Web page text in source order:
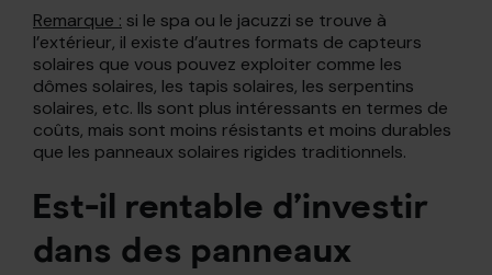
Remarque : si le spa ou le jacuzzi se trouve à
l’extérieur, il existe d’autres formats de capteurs
solaires que vous pouvez exploiter comme les
dômes solaires, les tapis solaires, les serpentins
solaires, etc. Ils sont plus intéressants en termes de
coûts, mais sont moins résistants et moins durables
que les panneaux solaires rigides traditionnels.
Est-il rentable d’investir
dans des panneaux